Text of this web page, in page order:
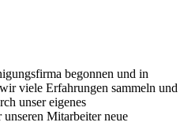
begonnen und in
viele Erfahrungen sammeln und
unser eigenes
Mitarbeiter neue